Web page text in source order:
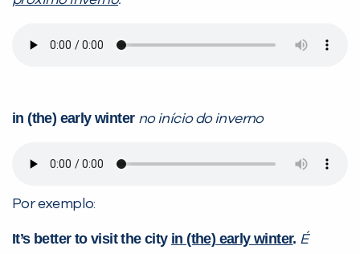
in (the) early winter no início do inverno
Por exemplo:
It’s better to visit the city in (the) early winter. É